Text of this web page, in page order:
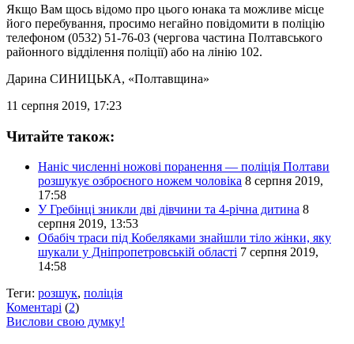
Якщо Вам щось відомо про цього юнака та можливе місце
його перебування, просимо негайно повідомити в поліцію
телефоном (0532) 51-76-03 (чергова частина Полтавського
районного відділення поліції) або на лінію 102.
Дарина СИНИЦЬКА, «Полтавщина»
11 серпня 2019, 17:23
Читайте також:
Наніс численні ножові поранення — поліція Полтави
розшукує озброєного ножем чоловіка 8 серпня 2019,
17:58
У Гребінці зникли дві дівчини та 4-річна дитина 8
серпня 2019, 13:53
Обабіч траси під Кобеляками знайшли тіло жінки, яку
шукали у Дніпропетровській області 7 серпня 2019,
14:58
Теги: розшук, поліція
Коментарі (2)
Вислови свою думку!